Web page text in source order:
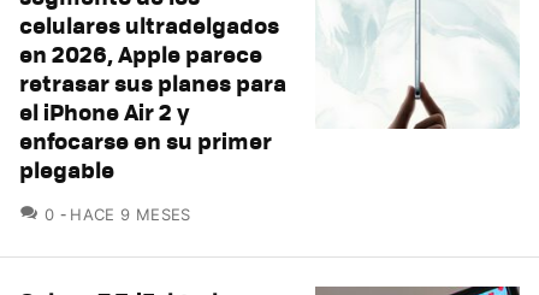
celulares ultradelgados
en 2026, Apple parece
retrasar sus planes para
el iPhone Air 2 y
enfocarse en su primer
plegable
0 COMENTARIOS
HACE 9 MESES